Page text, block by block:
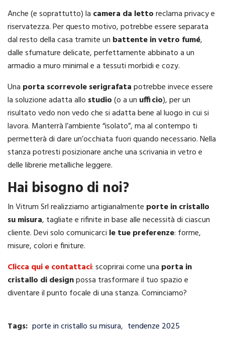
Anche (e soprattutto) la camera da lettoreclama privacy e
riservatezza. Per questo motivo, potrebbe essere separata
dal resto della casa tramite un battente in vetro fumé,
dalle sfumature delicate, perfettamente abbinato a un
armadio a muro minimal e a tessuti morbidi e cozy.
Una porta scorrevole serigrafatapotrebbe invece essere
la soluzione adatta allo studio(o a un ufficio), per un
risultato vedo non vedo che si adatta bene al luogo in cui si
lavora. Manterrà l’ambiente “isolato”, ma al contempo ti
permetterà di dare un’occhiata fuori quando necessario. Nella
stanza potresti posizionare anche una scrivania in vetro e
delle librerie metalliche leggere.
Hai bisogno di noi?
In Vitrum Srl realizziamo artigianalmente porte in cristallo
su misura, tagliate e rifinite in base alle necessità di ciascun
cliente. Devi solo comunicarci le tue preferenze: forme,
misure, colori e finiture.
Clicca qui e contattaci: scoprirai come una porta in
cristallo di designpossa trasformare il tuo spazio e
diventare il punto focale di una stanza. Cominciamo?
Tags: porte in cristallo su misura, tendenze 2025